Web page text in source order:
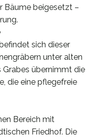
Bäume beigesetzt –
sich dieser
unter alten
Grabes übernimmt die
die eine pflegefreie
Bereich mit
Friedhof. Die